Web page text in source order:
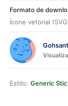
Formato de
Ícone vetorial
Estilo: Generic